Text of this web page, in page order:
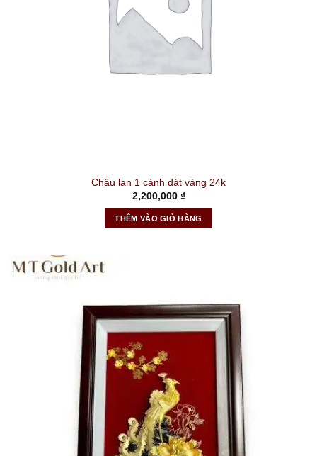
Chậu lan 1 cành dát vàng 24k
2,200,000 ₫
THÊM VÀO GIỎ HÀNG